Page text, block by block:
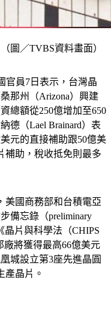
圖／TVBS資料畫面）
官員7日表示，台灣晶
那州（Arizona）興建
總額從250億增加至650
德（Lael Brainard）表
元的直接補助跟50億美
補助，稅收抵免則最多
美國商務部和台積電亞
備忘錄（preliminary
晶片與科學法（CHIPS
廠將獲得最高66億美元
城設立第3座先進晶圓
產晶片。